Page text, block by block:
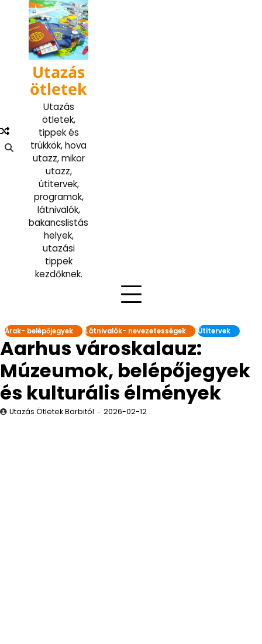
content
Utazás
ötletek
Utazás
ötletek,
tippek és
trükkök, hova
utazz, mikor
utazz,
útitervek,
programok,
látnivalók,
bakancslistás
helyek,
utazási
tippek
kezdőknek.
Árak- belépőjegyek Látnivalók- nevezetességek Útitervek
Aarhus városkalauz:
Múzeumok, belépőjegyek
és kulturális élmények
Utazás Ötletek Barbitól 2026-02-12